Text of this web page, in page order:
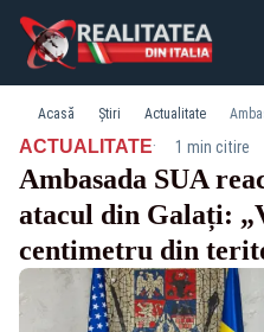
Acasă Știri Actualitate
ACTUALITATE· 1 min citire
Ambasada SUA
atacul din Galați:
centimetru din